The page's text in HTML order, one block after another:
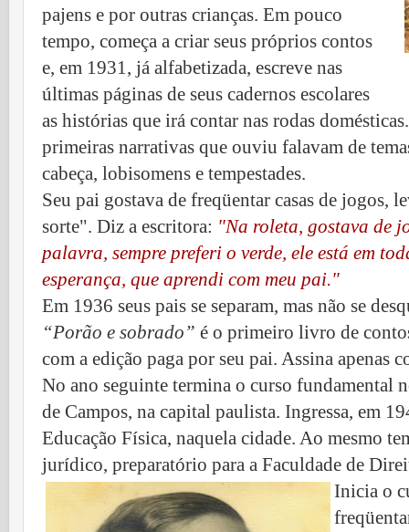
pajens e por outras crianças. Em pouco
tempo, começa a criar seus próprios contos
e, em 1931, já alfabetizada, escreve nas
últimas páginas de seus cadernos escolares
as histórias que irá contar nas rodas
primeiras narrativas que ouviu falavam de
cabeça, lobisomens e tempestades.
Seu pai gostava de freqüentar casas de jogos,
sorte". Diz a escritora: "Na roleta, gostava de
palavra, sempre preferi o verde, ele está em
esperança, que aprendi com meu pai."
Em 1936 seus pais se separam, mas não se
“Porão e sobrado” é o primeiro livro de
com a edição paga por seu pai. Assina apenas
No ano seguinte termina o curso fundamental
de Campos, na capital paulista. Ingressa, em
Educação Física, naquela cidade. Ao mesmo
jurídico, preparatório para a Faculdade de
Inicia o